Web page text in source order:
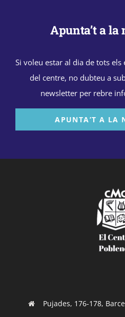
Apunta’t a
Si voleu estar al dia de tots
del centre, no dubteu a
newsletter per rebre
APUNTA’T A LA
Pujades, 176-178,